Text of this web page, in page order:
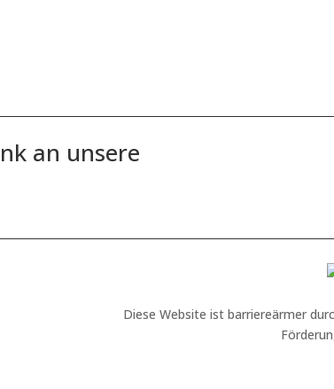
an unsere
Diese Website ist barriereärmer